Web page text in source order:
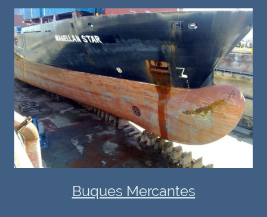
Buques Mercantes